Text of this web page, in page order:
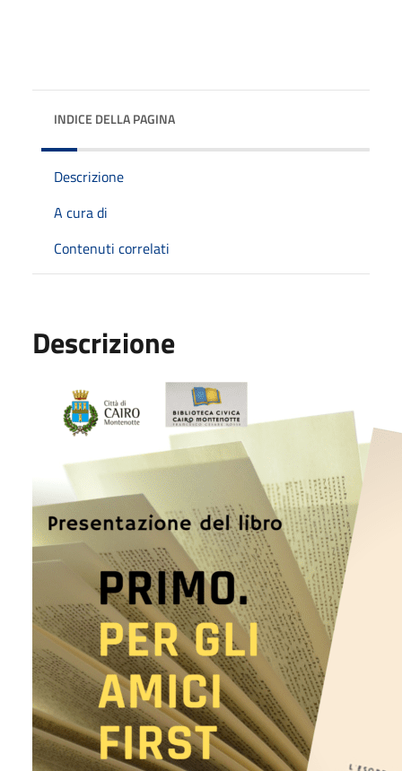
INDICE DELLA PAGINA
Descrizione
A cura di
Contenuti correlati
Descrizione